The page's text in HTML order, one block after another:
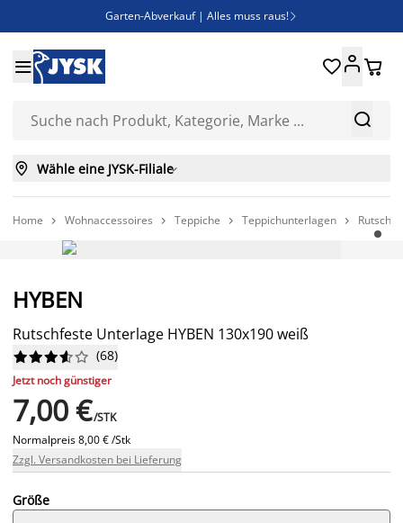
Garten-Abverkauf | Alles muss raus! 
Bist du Unternehmer? Entdecke JYSK-B2B
Esszimmerstuhl ADSLEV um nur 40€


 
 Wähle eine JYSK-Filiale
Home  Wohnaccessoires  Teppiche  Teppichunterlagen 
HYBEN
Rutschfeste Unterlage HYBEN 130x190 weiß





 (68)
Jetzt noch günstiger
7,00 €/STK
Normalpreis8,00 € /Stk
Zzgl. Versandkosten bei Lieferung
Größe